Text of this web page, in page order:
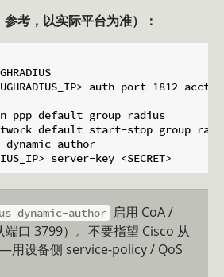
考，以实际平台为准）：
auth-port 1812 acct-
ppp default group radius
default start-stop group
author
dynamic-author 启用 CoA /
口 3799）。不要指望 Cisco 从
用设备侧 service-policy / QoS